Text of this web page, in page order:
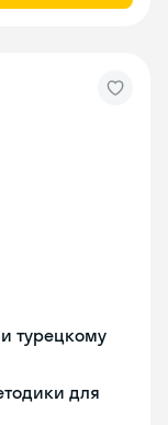
турецкому
для